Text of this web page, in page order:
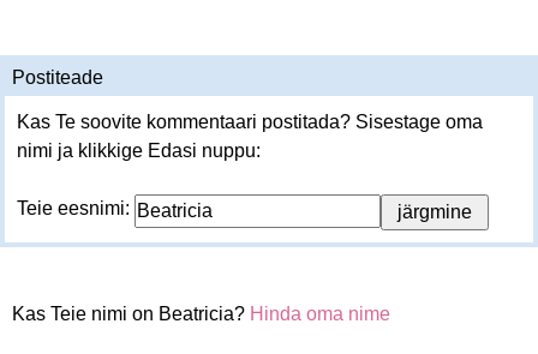
Postiteade
Kas Te soovite kommentaari postitada? Sisestage oma
nimi ja klikkige Edasi nuppu:
Teie eesnimi:
Kas Teie nimi on Beatricia? Hinda oma nime